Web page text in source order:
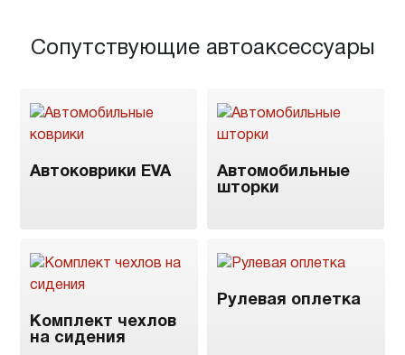
Сопутствующие автоаксессуары
Автоковрики EVA
Автомобильные
шторки
Комплект чехлов
на сидения
Рулевая оплетка